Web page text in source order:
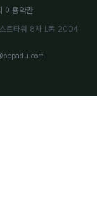
이용약관
트타워 8차 L동 2004